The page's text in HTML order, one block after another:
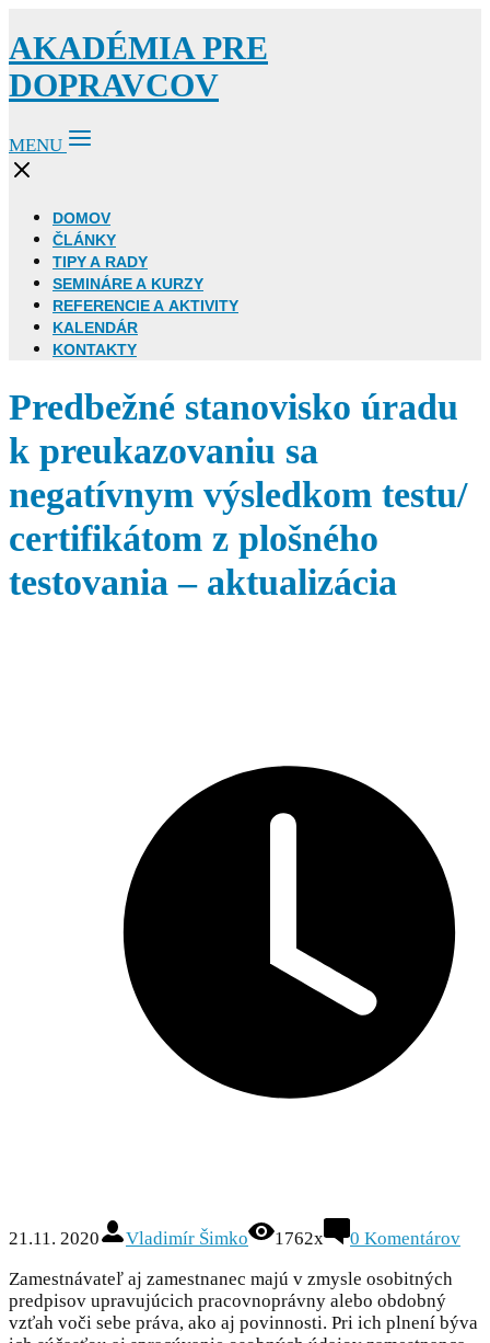
AKADÉMIA PRE
DOPRAVCOV
MENU
DOMOV
ČLÁNKY
TIPY A RADY
SEMINÁRE A KURZY
REFERENCIE A AKTIVITY
KALENDÁR
KONTAKTY
Predbežné stanovisko úradu
k preukazovaniu sa
negatívnym výsledkom testu/
certifikátom z plošného
testovania – aktualizácia
21.11. 2020 Vladimír Šimko 1762x
0 Komentárov
Zamestnávateľ aj zamestnanec majú v zmysle osobitných
predpisov upravujúcich pracovnoprávny alebo obdobný
vzťah voči sebe práva, ako aj povinnosti. Pri ich plnení býva